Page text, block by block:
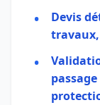
Devis